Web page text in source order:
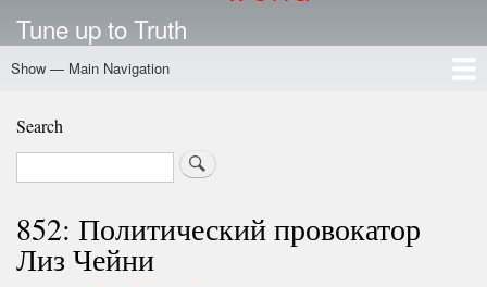
Tune up to Truth
Main
Show — Main Navigation
Home
Authors
Road Map To Freedom
Putin's Dossier
School Kamerton
Portal Kamerton
Search
Search
852: Политический провокатор
Лиз Чейни